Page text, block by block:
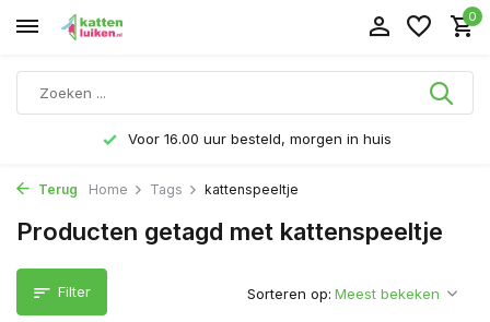
0
Voor 16.00 uur besteld, morgen in huis
Terug Home Tags kattenspeeltje
Producten getagd met kattenspeeltje
Filter Sorteren op: